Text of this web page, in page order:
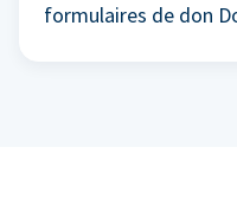
formulaires de don